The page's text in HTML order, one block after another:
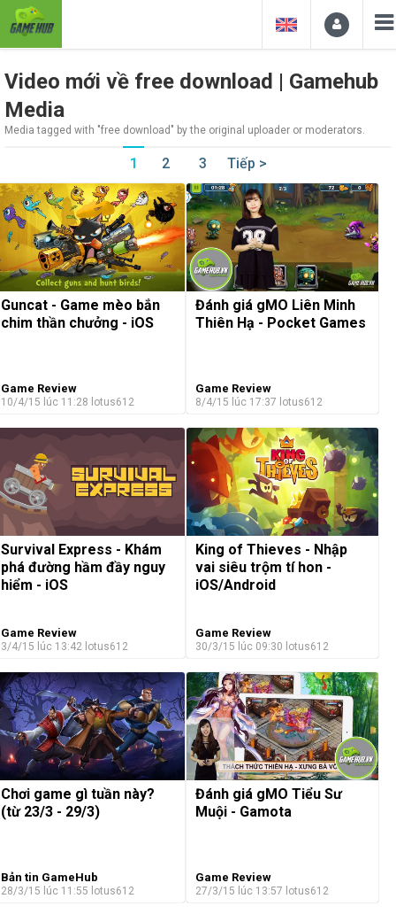
Video mới về free download | Gamehub
Media
Media tagged with "free download" by the original uploader or moderators.
1 2 3 Tiếp >
Guncat - Game mèo bắn
chim thần chưởng - iOS
Game Review
10/4/15 lúc 11:28 lotus612
Đánh giá gMO Liên Minh
Thiên Hạ - Pocket Games
Game Review
8/4/15 lúc 17:37 lotus612
Survival Express - Khám
phá đường hầm đầy nguy
hiểm - iOS
Game Review
3/4/15 lúc 13:42 lotus612
King of Thieves - Nhập
vai siêu trộm tí hon -
iOS/Android
Game Review
30/3/15 lúc 09:30 lotus612
Chơi game gì tuần này?
(từ 23/3 - 29/3)
Bản tin GameHub
28/3/15 lúc 11:55 lotus612
Đánh giá gMO Tiểu Sư
Muội - Gamota
Game Review
27/3/15 lúc 13:57 lotus612